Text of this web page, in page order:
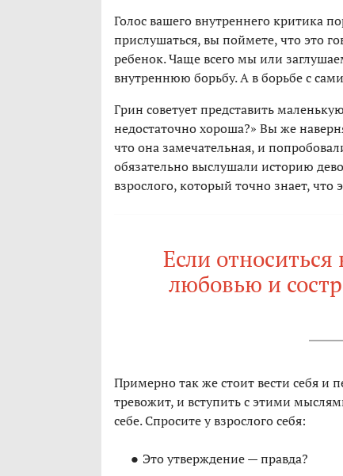
Голос вашего внутреннего критика
прислушаться, вы поймете, что это
ребенок. Чаще всего мы или
внутреннюю борьбу. А в борьбе с
Грин советует представить
недостаточно хороша?» Вы же
что она замечательная, и
обязательно выслушали историю
взрослого, который точно знает, что
Если
любовью и
Примерно так же стоит вести себя и
тревожит, и вступить с этими
себе. Спросите у взрослого себя:
Это утверждение — правда?